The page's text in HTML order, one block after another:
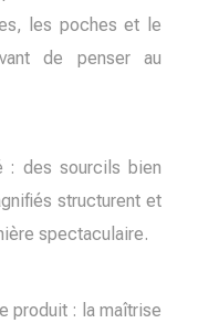
les poches et le
de penser au
: des sourcils bien
structurent et
spectaculaire.
produit : la maîtrise